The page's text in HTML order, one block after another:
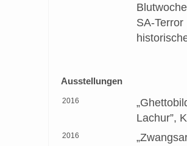
SA-
Ausstellungen
2016
Lachur”,
2016